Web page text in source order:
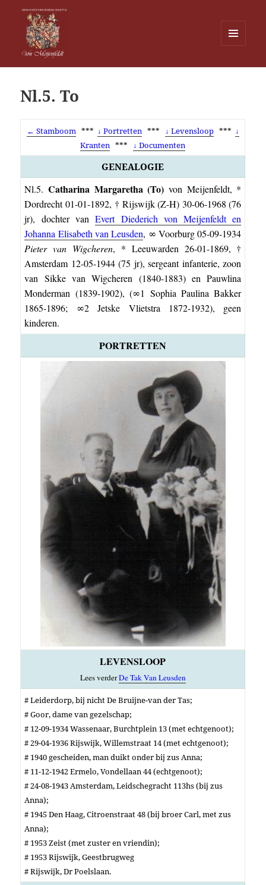
WIDGETS
Nl.5. To
← Stamboom*** ↓ Portretten*** ↓ Levensloop*** ↓
Kranten *** ↓ Documenten
GENEALOGIE
Nl.5.Catharina Margaretha(To)von Meijenfeldt, *
Dordrecht 01-01-1892, † Rijswijk (Z-H) 30-06-1968 (76
jr), dochter vanEvert Diederich von Meijenfeldt en
Johanna Elisabeth van Leusden, ∞ Voorburg 05-09-1934
Pieter van Wigcheren, * Leeuwarden 26-01-1869, †
Amsterdam 12-05-1944 (75 jr), sergeant infanterie, zoon
van Sikke van Wigcheren (1840-1883) en Pauwlina
Monderman (1839-1902), (∞1 Sophia Paulina Bakker
1865-1896; ∞2 Jetske Vlietstra 1872-1932), geen
kinderen.
PORTRETTEN
LEVENSLOOP
Lees verderDe Tak Van Leusden
# Leiderdorp, bij nicht De Bruijne-van der Tas;
# Goor, dame van gezelschap;
# 12-09-1934 Wassenaar, Burchtplein 13 (met echtgenoot);
# 29-04-1936 Rijswijk, Willemstraat 14 (met echtgenoot);
# 1940 gescheiden, man duikt onder bij zus Anna;
# 11-12-1942 Ermelo, Vondellaan 44 (echtgenoot);
# 24-08-1943 Amsterdam, Leidschegracht 113hs (bij zus
Anna);
# 1945 Den Haag, Citroenstraat 48 (bij broer Carl, met zus
Anna);
# 1953 Zeist (met zuster en vriendin);
# 1953 Rijswijk, Geestbrugweg
# Rijswijk, Dr Poelslaan.